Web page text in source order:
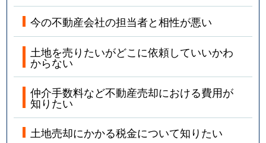
今の不動産会社の担当者と相性が悪い
土地を売りたいがどこに依頼していいかわ
からない
仲介手数料など不動産売却における費用が
知りたい
土地売却にかかる税金について知りたい